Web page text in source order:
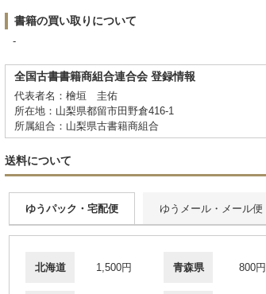
書籍の買い取りについて
-
全国古書書籍商組合連合会 登録情報
代表者名：檜垣 圭佑
所在地：山梨県都留市田野倉416-1
所属組合：山梨県古書籍商組合
送料について
ゆうパック・宅配便 ゆうメール・メール便
北海道 1,500円 青森県 800円